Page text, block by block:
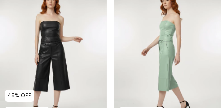
45% OFF